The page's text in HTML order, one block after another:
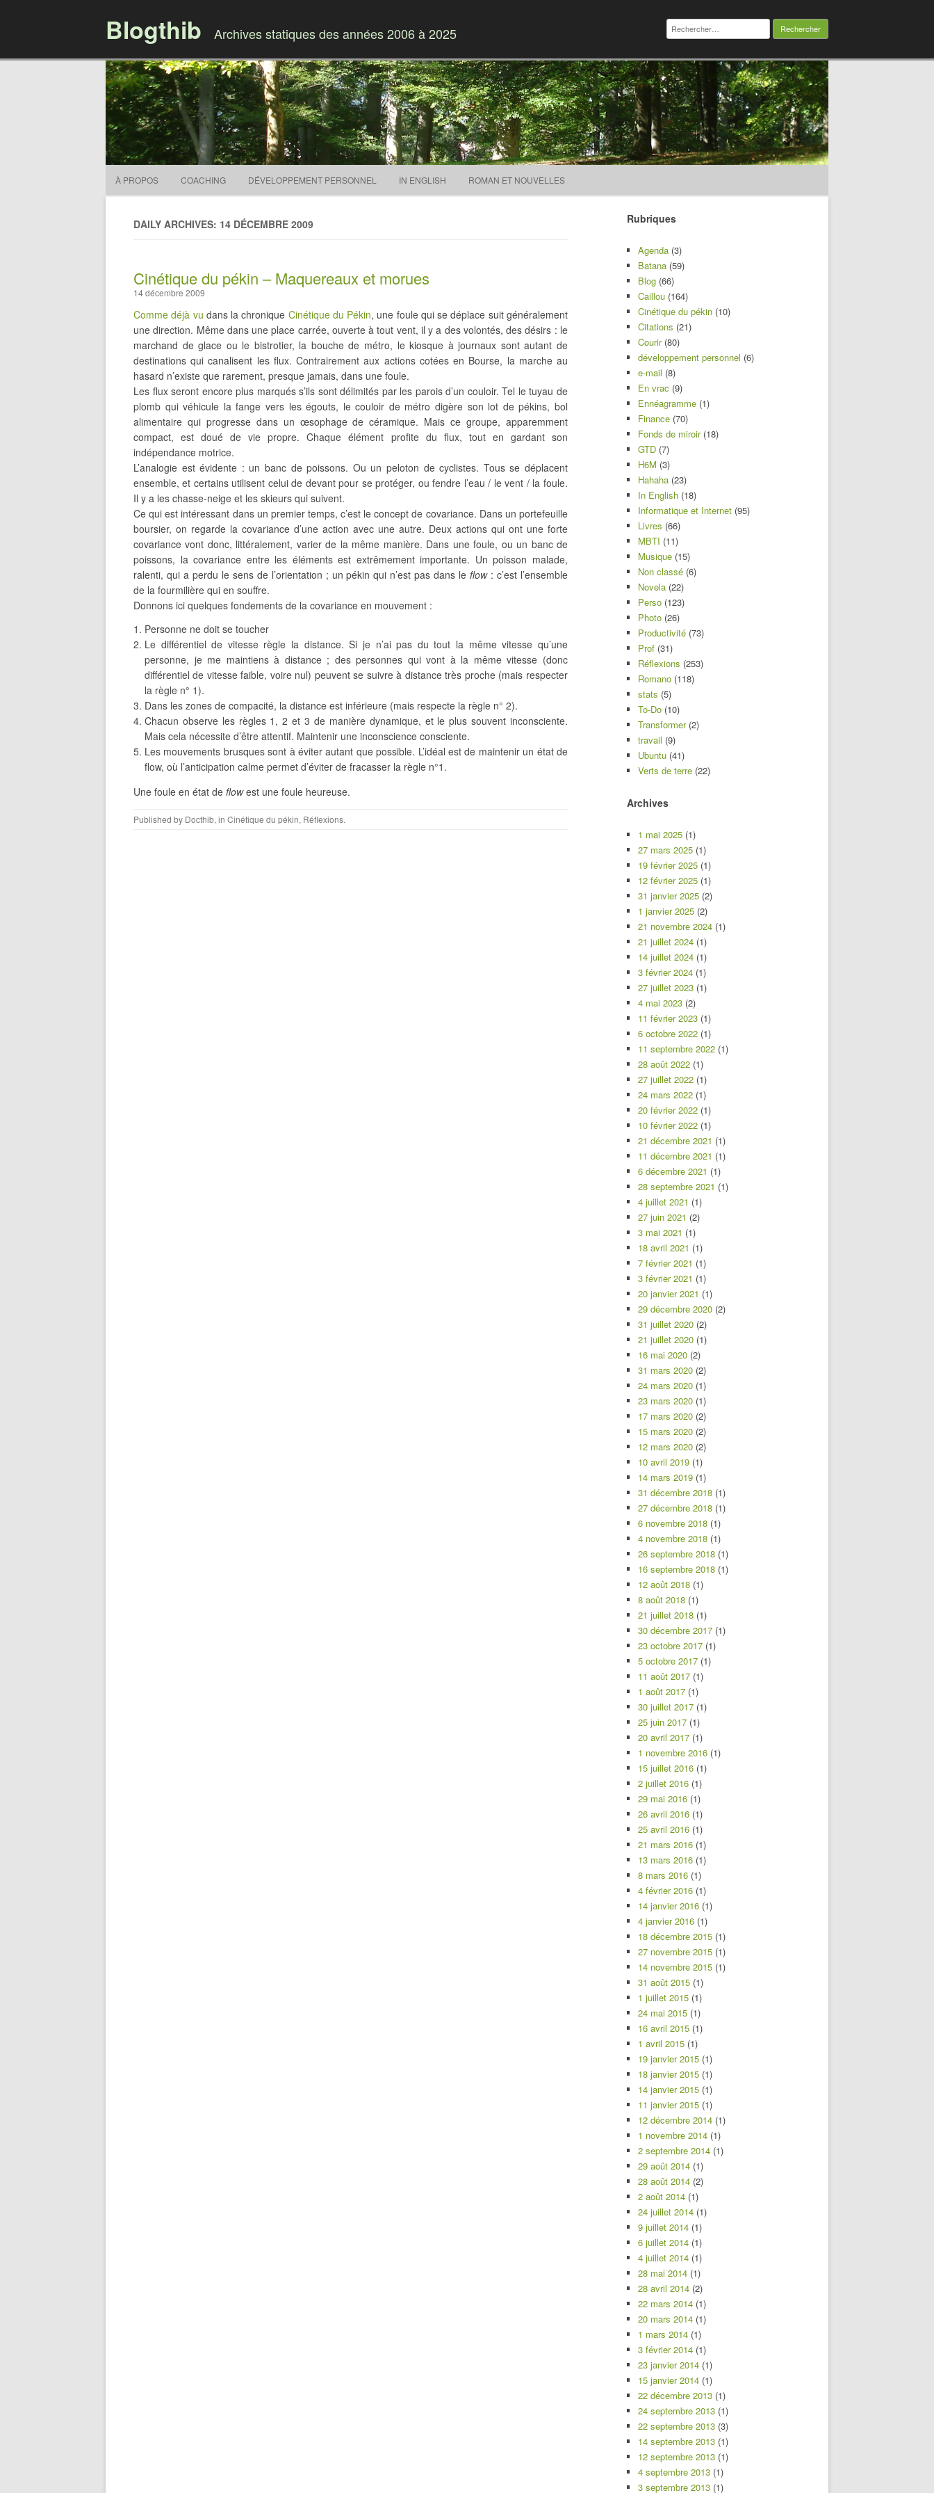
Blogthib Archives statiques des années 2006 à 2025
Rechercher :
À PROPOS COACHING DÉVELOPPEMENT PERSONNEL IN ENGLISH ROMAN ET NOUVELLES
DAILY ARCHIVES: 14 DÉCEMBRE 2009
Cinétique du pékin – Maquereaux et morues
14 décembre 2009
Comme déjà vu dans la chronique Cinétique du Pékin, une foule qui se déplace suit généralement
une direction. Même dans une place carrée, ouverte à tout vent, il y a des volontés, des désirs : le
marchand de glace ou le bistrotier, la bouche de métro, le kiosque à journaux sont autant de
destinations qui canalisent les flux. Contrairement aux actions cotées en Bourse, la marche au
hasard n’existe que rarement, presque jamais, dans une foule.
Les flux seront encore plus marqués s’ils sont délimités par les parois d’un couloir. Tel le tuyau de
plomb qui véhicule la fange vers les égouts, le couloir de métro digère son lot de pékins, bol
alimentaire qui progresse dans un œsophage de céramique. Mais ce groupe, apparemment
compact, est doué de vie propre. Chaque élément profite du flux, tout en gardant son
indépendance motrice.
L’analogie est évidente : un banc de poissons. Ou un peloton de cyclistes. Tous se déplacent
ensemble, et certains utilisent celui de devant pour se protéger, ou fendre l’eau / le vent / la foule.
Il y a les chasse-neige et les skieurs qui suivent.
Ce qui est intéressant dans un premier temps, c’est le concept de covariance. Dans un portefeuille
boursier, on regarde la covariance d’une action avec une autre. Deux actions qui ont une forte
covariance vont donc, littéralement, varier de la même manière. Dans une foule, ou un banc de
poissons, la covariance entre les éléments est extrêmement importante. Un poisson malade,
ralenti, qui a perdu le sens de l’orientation ; un pékin qui n’est pas dans leflow: c’est l’ensemble
de la fourmilière qui en souffre.
Donnons ici quelques fondements de la covariance en mouvement :
Personne ne doit se toucher
Le différentiel de vitesse règle la distance. Si je n’ai pas du tout la même vitesse qu’une
personne, je me maintiens à distance ; des personnes qui vont à la même vitesse (donc
différentiel de vitesse faible, voire nul) peuvent se suivre à distance très proche (mais respecter
la règle n° 1).
Dans les zones de compacité, la distance est inférieure (mais respecte la règle n° 2).
Chacun observe les règles 1, 2 et 3 de manière dynamique, et le plus souvent inconsciente.
Mais cela nécessite d’être attentif. Maintenir une inconscience consciente.
Les mouvements brusques sont à éviter autant que possible. L’idéal est de maintenir un état de
flow, où l’anticipation calme permet d’éviter de fracasser la règle n°1.
Une foule en état de flowest une foule heureuse.
Published by Docthib, in Cinétique du pékin, Réflexions.
Rubriques
Agenda (3)
Batana (59)
Blog (66)
Caillou (164)
Cinétique du pékin (10)
Citations (21)
Courir(80)
développement personnel (6)
e-mail (8)
En vrac (9)
Ennéagramme (1)
Finance (70)
Fonds de miroir(18)
GTD (7)
H6M (3)
Hahaha (23)
In English (18)
Informatique et Internet (95)
Livres (66)
MBTI (11)
Musique (15)
Non classé (6)
Novela (22)
Perso (123)
Photo (26)
Productivité (73)
Prof (31)
Réflexions (253)
Romano (118)
stats (5)
To-Do (10)
Transformer(2)
travail (9)
Ubuntu (41)
Verts de terre (22)
Archives
1 mai 2025 (1)
27 mars 2025 (1)
19 février 2025 (1)
12 février 2025 (1)
31 janvier 2025 (2)
1 janvier 2025 (2)
21 novembre 2024 (1)
21 juillet 2024 (1)
14 juillet 2024 (1)
3 février 2024 (1)
27 juillet 2023 (1)
4 mai 2023 (2)
11 février 2023 (1)
6 octobre 2022 (1)
11 septembre 2022 (1)
28 août 2022 (1)
27 juillet 2022 (1)
24 mars 2022 (1)
20 février 2022 (1)
10 février 2022 (1)
21 décembre 2021 (1)
11 décembre 2021 (1)
6 décembre 2021 (1)
28 septembre 2021 (1)
4 juillet 2021 (1)
27 juin 2021 (2)
3 mai 2021 (1)
18 avril 2021 (1)
7 février 2021 (1)
3 février 2021 (1)
20 janvier 2021 (1)
29 décembre 2020 (2)
31 juillet 2020 (2)
21 juillet 2020 (1)
16 mai 2020 (2)
31 mars 2020 (2)
24 mars 2020 (1)
23 mars 2020 (1)
17 mars 2020 (2)
15 mars 2020 (2)
12 mars 2020 (2)
10 avril 2019 (1)
14 mars 2019 (1)
31 décembre 2018 (1)
27 décembre 2018 (1)
6 novembre 2018 (1)
4 novembre 2018 (1)
26 septembre 2018 (1)
16 septembre 2018 (1)
12 août 2018 (1)
8 août 2018 (1)
21 juillet 2018 (1)
30 décembre 2017 (1)
23 octobre 2017 (1)
5 octobre 2017 (1)
11 août 2017 (1)
1 août 2017 (1)
30 juillet 2017 (1)
25 juin 2017 (1)
20 avril 2017 (1)
1 novembre 2016 (1)
15 juillet 2016 (1)
2 juillet 2016 (1)
29 mai 2016 (1)
26 avril 2016 (1)
25 avril 2016 (1)
21 mars 2016 (1)
13 mars 2016 (1)
8 mars 2016 (1)
4 février 2016 (1)
14 janvier 2016 (1)
4 janvier 2016 (1)
18 décembre 2015 (1)
27 novembre 2015 (1)
14 novembre 2015 (1)
31 août 2015 (1)
1 juillet 2015 (1)
24 mai 2015 (1)
16 avril 2015 (1)
1 avril 2015 (1)
19 janvier 2015 (1)
18 janvier 2015 (1)
14 janvier 2015 (1)
11 janvier 2015 (1)
12 décembre 2014 (1)
1 novembre 2014 (1)
2 septembre 2014 (1)
29 août 2014 (1)
28 août 2014 (2)
2 août 2014 (1)
24 juillet 2014 (1)
9 juillet 2014 (1)
6 juillet 2014 (1)
4 juillet 2014 (1)
28 mai 2014 (1)
28 avril 2014 (2)
22 mars 2014 (1)
20 mars 2014 (1)
1 mars 2014 (1)
3 février 2014 (1)
23 janvier 2014 (1)
15 janvier 2014 (1)
22 décembre 2013 (1)
24 septembre 2013 (1)
22 septembre 2013 (3)
14 septembre 2013 (1)
12 septembre 2013 (1)
4 septembre 2013 (1)
3 septembre 2013 (1)